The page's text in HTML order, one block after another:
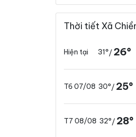
Thời tiết Xã
Hiện tại 31°/ 26°
T6 07/08 30°/ 25°
T7 08/08 32°/ 28°